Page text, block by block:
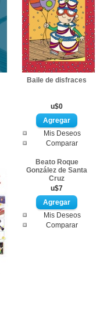
Baile de disfraces
u$0
Mis Deseos
Comparar
Beato Roque
González de Santa
Cruz
u$7
Mis Deseos
Comparar